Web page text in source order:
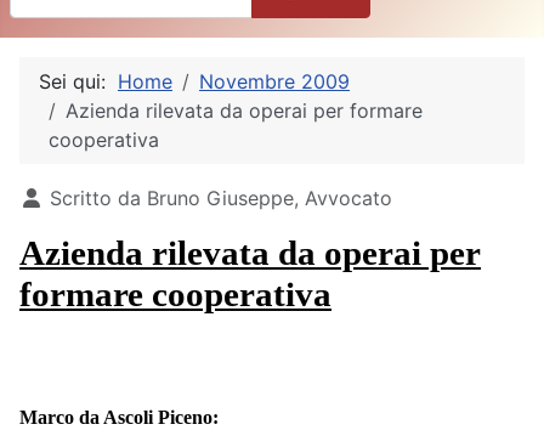
Sei qui: Home
Novembre 2009
Azienda rilevata da operai per formare
cooperativa
Dettagli
Scritto da Bruno Giuseppe, Avvocato
Azienda rilevata da operai per
formare cooperativa
Marco da Ascoli Piceno: